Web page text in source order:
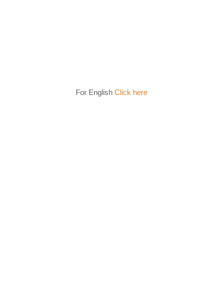
For English Click here